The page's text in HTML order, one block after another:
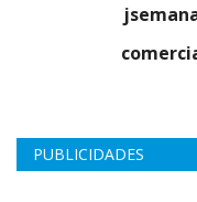
PUBLICIDADES